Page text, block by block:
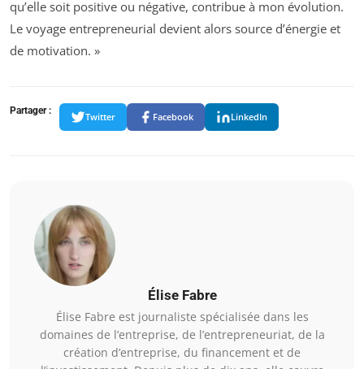
qu’elle soit positive ou négative, contribue à mon évolution.
Le voyage entrepreneurial devient alors source d’énergie et
de motivation. »
Partager :
Twitter Facebook LinkedIn
Élise Fabre
Élise Fabre est journaliste spécialisée dans les
domaines de l’entreprise, de l’entrepreneuriat, de la
création d’entreprise, du financement et de